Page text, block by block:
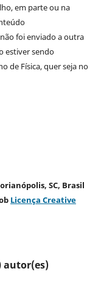
em parte ou na
foi enviado a outra
estiver sendo
de Física, quer seja no
SC, Brasil
Licença Creative
autor(es)